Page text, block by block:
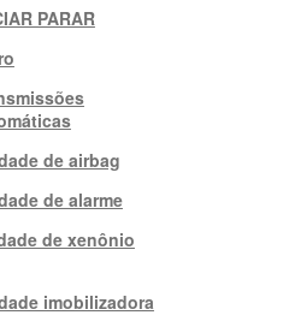
PARAR
de airbag
de alarme
de xenônio
imobilizadora